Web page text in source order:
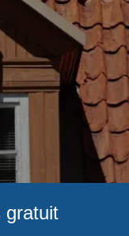
gratuit